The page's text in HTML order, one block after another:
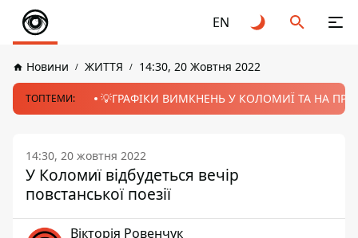
EN
Новини ЖИТТЯ 14:30, 20 Жовтня 2022
ТОПТЕМИ: 💡ГРАФІКИ ВИМКНЕНЬ У КОЛОМИЇ ТА НА
14:30, 20 жовтня 2022
У Коломиї відбудеться вечір
повстанської поезії
Вікторія Ровенчук